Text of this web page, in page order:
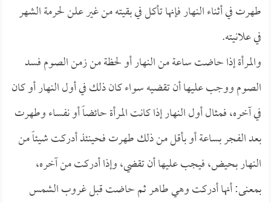
طهرت في أثناء النهار فإنها تأكل في بقيته من غير علن لحرمة الشهر
في علانيته.
والمرأة إذا حاضت ساعة من النهار أو لحظة من زمن الصوم فسد
الصوم ووجب عليها أن تقضيه سواء كان ذلك في أول النهار أو كان
في آخره، فمثال أول النهار إذا كانت المرأة حائضاً أو نفساء وطهرت
بعد الفجر بساعة أو بأقل من ذلك طهرت فحينئذ أدركت شيئاً من
النهار بحيض، فيجب عليها أن تقضي، وإذا أدركت من آخره،
بمعنى: أنها أدركت وهي طاهر ثم حاضت قبل غروب الشمس